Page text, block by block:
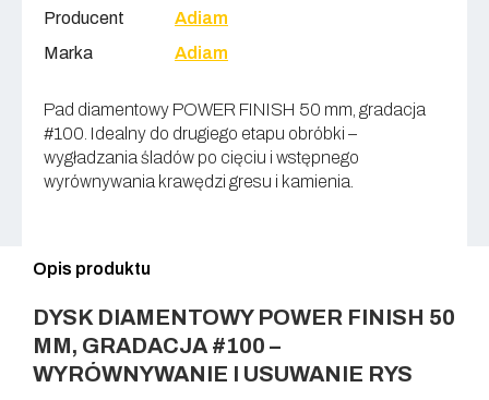
Producent
Adiam
Marka
Adiam
Pad diamentowy POWER FINISH 50 mm, gradacja
#100. Idealny do drugiego etapu obróbki –
wygładzania śladów po cięciu i wstępnego
wyrównywania krawędzi gresu i kamienia.
Opis produktu
DYSK DIAMENTOWY POWER FINISH 50
MM, GRADACJA #100 –
WYRÓWNYWANIE I USUWANIE RYS